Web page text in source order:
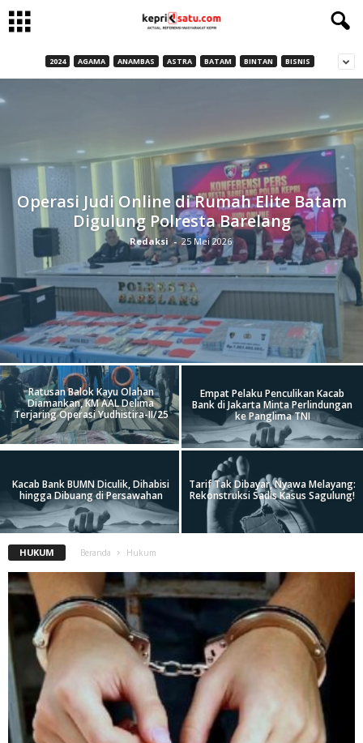
2024 AGAMA ANAMBAS ASTRA BATAM BINTAN BISNIS
Operasi Judi Online di Rumah Elite Batam
Digulung Polresta Barelang
Redaksi - 25 Mei 2026
Ratusan Balok Kayu Olahan
Diamankan, KM AAL Delima
Terjaring Operasi Yudhistira-II/25
Empat Pelaku Penculikan Kacab
Bank di Jakarta Minta Perlindungan
ke Panglima TNI
Kacab Bank BUMN Diculik, Dihabisi
hingga Dibuang di Persawahan
Tarif Tak Dibayar, Nyawa Melayang:
Rekonstruksi Sadis Kasus Sagulung!
HUKUM Beranda Hukum